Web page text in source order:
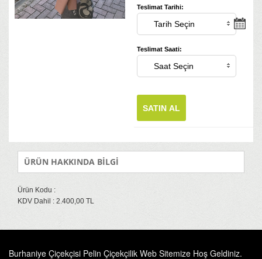
Teslimat Tarihi:
Teslimat Saati:
SATIN AL
ÜRÜN HAKKINDA BİLGİ
Ürün Kodu :
KDV Dahil : 2.400,00 TL
Burhaniye Çiçekçisi Pelin Çiçekçilik Web Sitemize Hoş Geldiniz.